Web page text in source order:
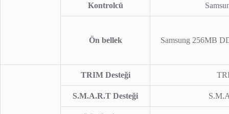
Kontrolcü
Ön bellek Samsung 256MB
TRIM Desteği
S.M.A.R.T Desteği